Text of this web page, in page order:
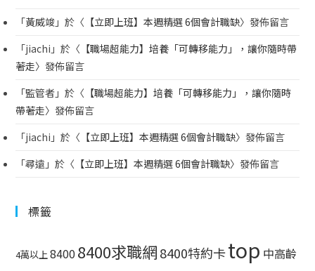
「黃威竣 」於〈 【立即上班】本週精選 6個會計職缺〉發佈留言
「jiachi 」於〈 【職場超能力】培養「可轉移能力」，讓你隨時帶
著走〉發佈留言
「監管者 」於〈 【職場超能力】培養「可轉移能力」，讓你隨時
帶著走〉發佈留言
「jiachi 」於〈 【立即上班】本週精選 6個會計職缺〉發佈留言
「尋遠 」於〈 【立即上班】本週精選 6個會計職缺〉發佈留言
標籤
4萬以上8400 8400求職網8400特約卡top 中高齡